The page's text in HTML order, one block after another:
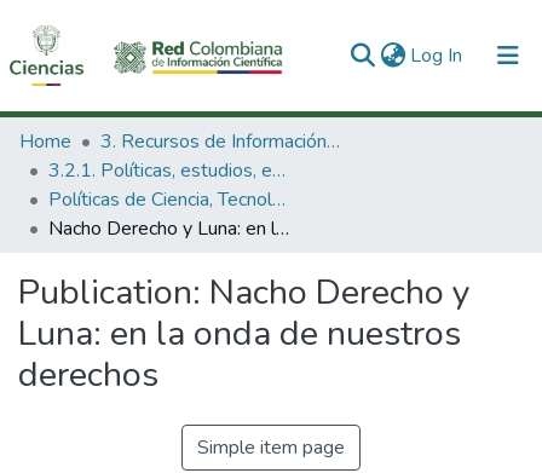
Log In (current)
Communities & Collections
All of DSpace
Statistics
Home
3. Recursos de Información Científica y Tecnológica
3.2.1. Políticas, estudios, evaluaciones e indicadores de CTeI
Políticas de Ciencia, Tecnología e Innovación
Nacho Derecho y Luna: en la onda de nuestros derechos
Publication: Nacho Derecho y
Luna: en la onda de nuestros
derechos
Simple item page